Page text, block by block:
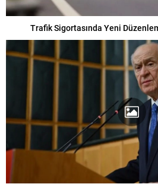
Trafik Sigortasında Yeni